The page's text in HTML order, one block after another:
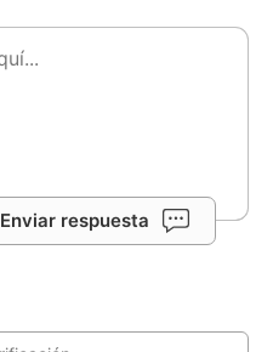
Enviar respuesta